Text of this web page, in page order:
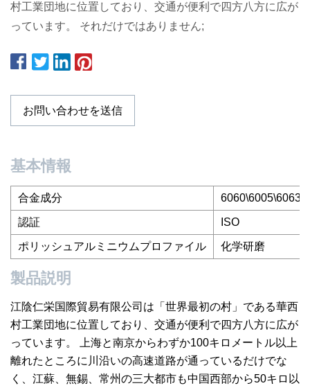
村工業団地に位置しており、交通が便利で四方八方に広が
っています。 それだけではありません;
お問い合わせを送信
基本情報
合金成分
認証 ISO
ポリッシュアルミニウムプロファイル 化学研磨
製品説明
江陰仁栄国際貿易有限公司は「世界最初の村」である華西
村工業団地に位置しており、交通が便利で四方八方に広が
っています。 上海と南京からわずか100キロメートル以上
離れたところに川沿いの高速道路が通っているだけでな
く、江蘇、無錫、常州の三大都市も中国西部から50キロ以